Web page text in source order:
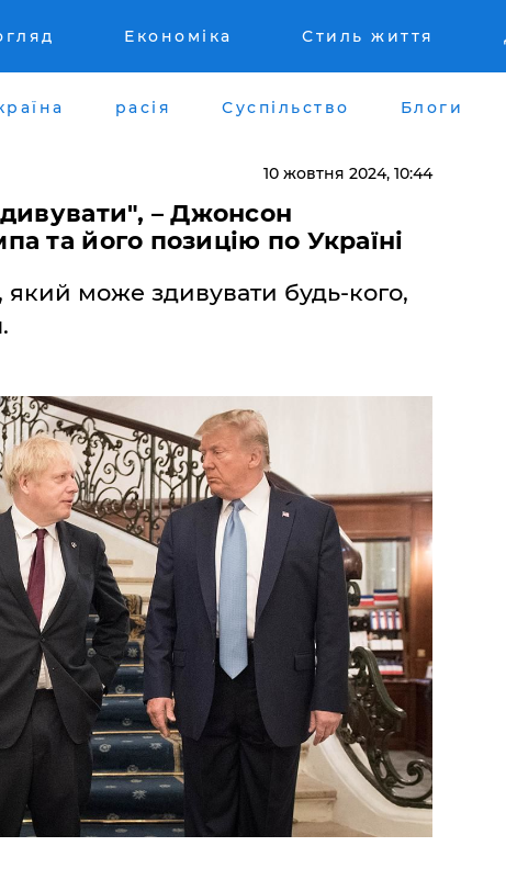
Економіка Стиль життя
расія Суспільство Блоги
10 жовтня 2024, 10:44
– Джонсон
та його позицію по Україні
який може здивувати будь-кого,